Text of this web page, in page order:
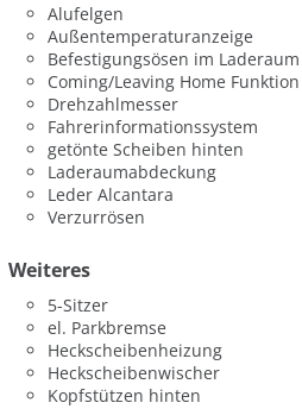
Alufelgen
Außentemperaturanzeige
Befestigungsösen im Laderaum
Coming/Leaving Home Funktion
Drehzahlmesser
Fahrerinformationssystem
getönte Scheiben hinten
Laderaumabdeckung
Leder Alcantara
Verzurrösen
Weiteres
5-Sitzer
el. Parkbremse
Heckscheibenheizung
Heckscheibenwischer
Kopfstützen hinten